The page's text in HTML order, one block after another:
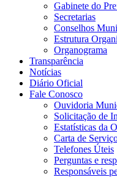
Gabinete do
Secretarias
Conselhos
Estrutura
Organograma
Transparência
Notícias
Diário Oficial
Fale Conosco
Ouvidoria
Solicitação de
Estatísticas da
Carta de
Telefones Úteis
Perguntas e
Responsáveis